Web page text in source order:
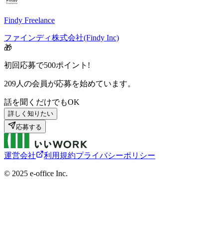
Findy Freelance
ファインディ株式会社(Findy Inc)
🎁
初回応募で500ポイント!
209人の会員が応募を始めています。
話を聞くだけでもOK
詳しく知りたい
応募する
運営会社 利用規約プライバシーポリシー
©︎ 2025 e-office Inc.